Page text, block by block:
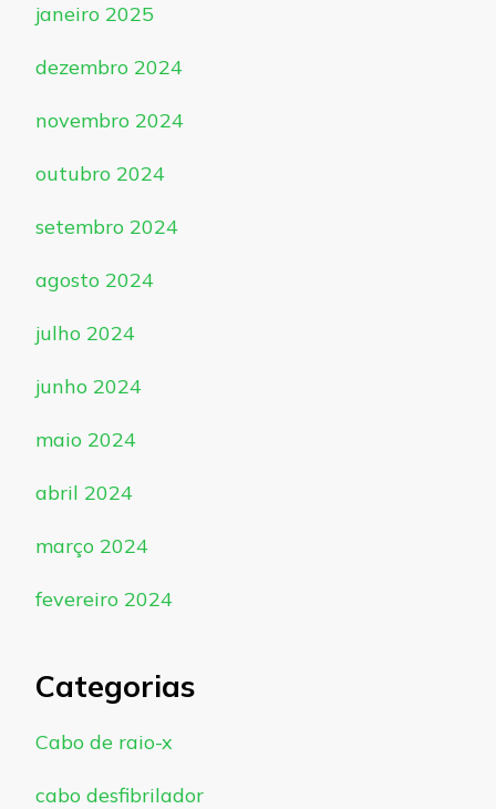
janeiro 2025
dezembro 2024
novembro 2024
outubro 2024
setembro 2024
agosto 2024
julho 2024
junho 2024
maio 2024
abril 2024
março 2024
fevereiro 2024
Categorias
Cabo de raio-x
cabo desfibrilador